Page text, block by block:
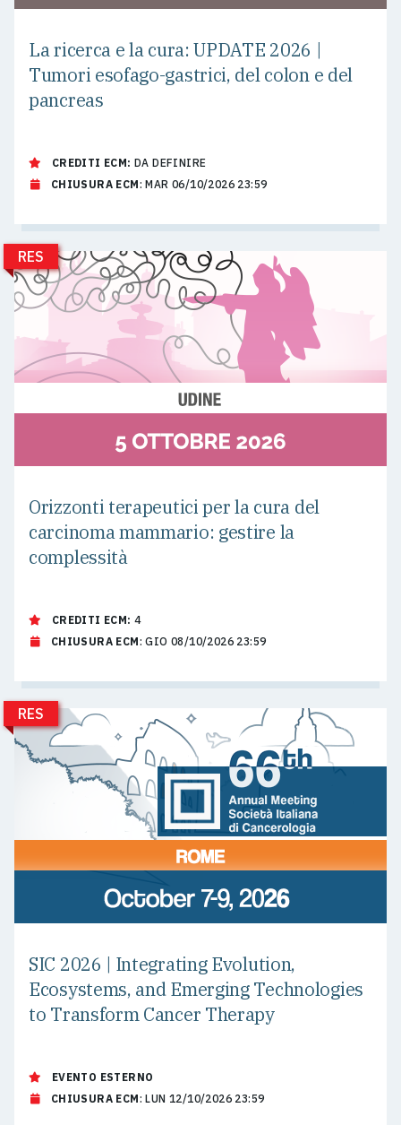
La ricerca e la cura: UPDATE 2026 |
Tumori esofago-gastrici, del colon e del
pancreas
CREDITI ECM: DA DEFINIRE
CHIUSURA ECM: MAR 06/10/2026 23:59
RES
Orizzonti terapeutici per la cura del
carcinoma mammario: gestire la
complessità
CREDITI ECM: 4
CHIUSURA ECM: GIO 08/10/2026 23:59
RES
SIC 2026 | Integrating Evolution,
Ecosystems, and Emerging Technologies
to Transform Cancer Therapy
EVENTO ESTERNO
CHIUSURA ECM: LUN 12/10/2026 23:59